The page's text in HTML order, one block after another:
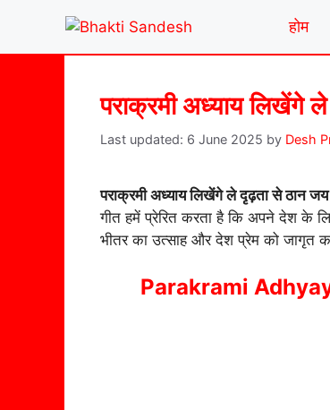
content
होम
पराक्रमी अध्याय लिखेंगे
6 June 2025 by Desh
पराक्रमी अध्याय लिखेंगे ले दृढ़ता से ठान जय
गीत हमें प्रेरित करता है कि अपने देश के
भीतर का उत्साह और देश प्रेम को जागृत
Parakrami